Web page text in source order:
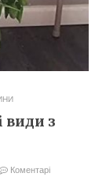
види з
Коментарі